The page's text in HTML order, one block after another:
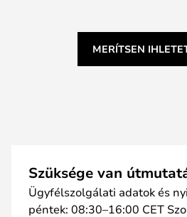
MERÍTSEN
Szüksége van
Ügyfélszolgálati adatok és
péntek: 08:30–16:00 CET